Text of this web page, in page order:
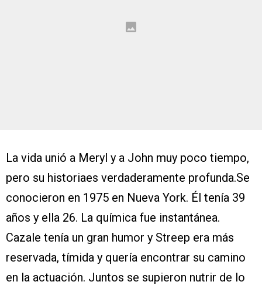
La vida unió a Meryl y a John muy poco tiempo,
pero su historiaes verdaderamente profunda.Se
conocieron en 1975 en Nueva York. Él tenía 39
años y ella 26. La química fue instantánea.
Cazale tenía un gran humor y Streep era más
reservada, tímida y quería encontrar su camino
en la actuación. Juntos se supieron nutrir de lo